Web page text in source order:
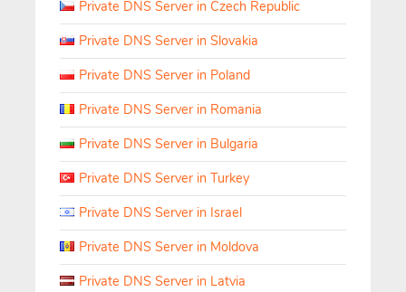
Private DNS Server in Czech Republic
Private DNS Server in Slovakia
Private DNS Server in Poland
Private DNS Server in Romania
Private DNS Server in Bulgaria
Private DNS Server in Turkey
Private DNS Server in Israel
Private DNS Server in Moldova
Private DNS Server in Latvia